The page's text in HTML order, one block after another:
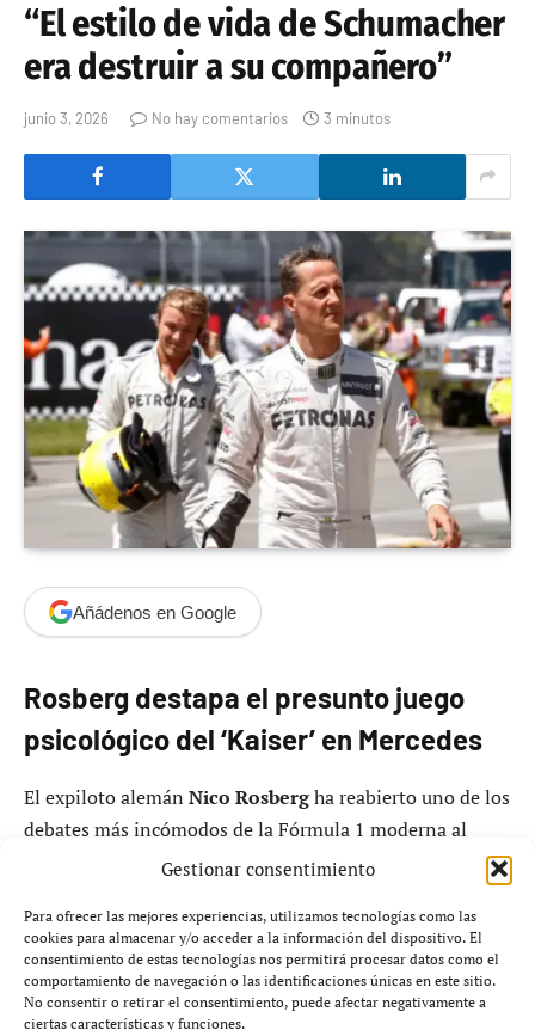
Gestionar consentimiento
Para ofrecer las mejores experiencias, utilizamos tecnologías como las
cookies para almacenar y/o acceder a la información del dispositivo. El
consentimiento de estas tecnologías nos permitirá procesar datos como el
comportamiento de navegación o las identificaciones únicas en este sitio.
No consentir o retirar el consentimiento, puede afectar negativamente a
ciertas características y funciones.
“El estilo de vida de Schumacher
era destruir a su compañero”
junio 3, 2026 No hay comentarios 3 minutos
Añádenos en Google
Rosberg destapa el presunto juego
psicológico del ‘Kaiser’ en Mercedes
El expiloto alemán Nico Rosbergha reabierto uno de los
debates más incómodos de la Fórmula 1 moderna al
describir cómo habría sido, según su versión, compartir
ambos enMercedes (2010-2012). Rosberg asegura que
el siete veces campeón del mundo utilizaba dinámicas de
presión psicológica constantes contra su compañero.